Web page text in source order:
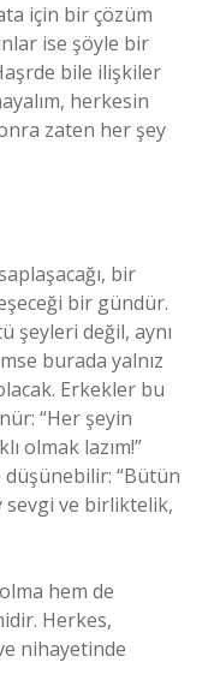
için bir çözüm
ise şöyle bir
bile ilişkiler
herkesin
zaten her şey
bir
bir gündür.
şeyleri değil, aynı
burada yalnız
Erkekler bu
“Her şeyin
olmak lazım!”
düşünebilir: “Bütün
sevgi ve birliktelik,
hem de
Herkes,
nihayetinde